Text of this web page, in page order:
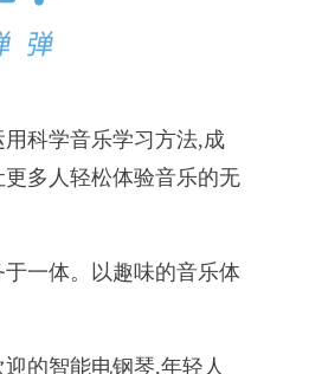
科学音乐学习方法,成
多人轻松体验音乐的无
一体。以趣味的音乐体
的智能电钢琴,年轻人